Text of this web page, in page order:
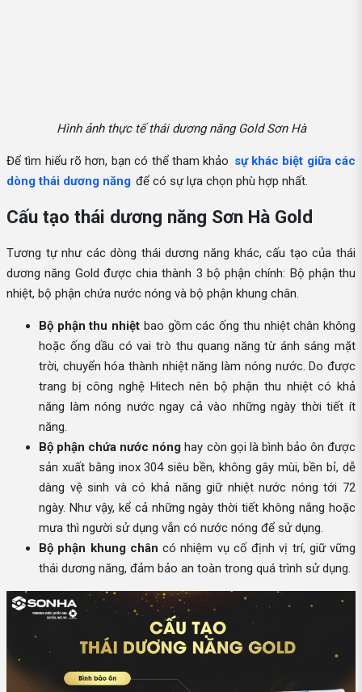
Hình ảnh thực tế thái dương năng Gold Sơn Hà
Để tìm hiểu rõ hơn, bạn có thể tham khảo sự khác biệt giữa các
dòng thái dương năng để có sự lựa chọn phù hợp nhất.
Cấu tạo thái dương năng Sơn Hà Gold
Tương tự như các dòng thái dương năng khác, cấu tạo của thái
dương năng Gold được chia thành 3 bộ phận chính: Bộ phận thu
nhiệt, bộ phận chứa nước nóng và bộ phận khung chân.
Bộ phận thu nhiệt bao gồm các ống thu nhiệt chân không
hoặc ống dầu có vai trò thu quang năng từ ánh sáng mặt
trời, chuyển hóa thành nhiệt năng làm nóng nước. Do được
trang bị công nghệ Hitech nên bộ phận thu nhiệt có khả
năng làm nóng nước ngay cả vào những ngày thời tiết ít
năng.
Bộ phận chứa nước nóng hay còn gọi là bình bảo ôn được
sản xuất bằng inox 304 siêu bền, không gây mùi, bền bỉ, dễ
dàng vệ sinh và có khả năng giữ nhiệt nước nóng tới 72
ngày. Như vậy, kể cả những ngày thời tiết không nắng hoặc
mưa thì người sử dụng vẫn có nước nóng để sử dụng.
Bộ phận khung chân có nhiệm vụ cố định vị trí, giữ vững
thái dương năng, đảm bảo an toàn trong quá trình sử dụng.